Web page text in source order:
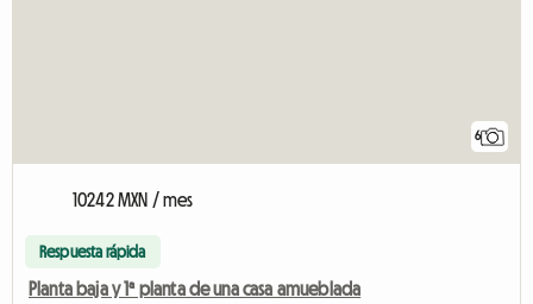
6
10242 MXN / mes
Respuesta rápida
Planta baja y 1ª planta de una casa amueblada